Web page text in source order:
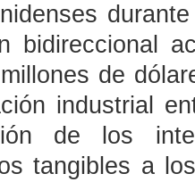
bidireccional
de
industrial
de los
tangibles a